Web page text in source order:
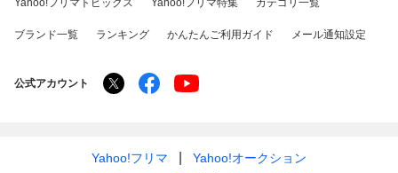
Yahoo!フリマトピックス Yahoo!フリマ特集 カテゴリ一覧
ブランド一覧 ランキング かんたんご利用ガイド メール通知設定
公式アカウント
Yahoo!フリマ
Yahoo!オークション